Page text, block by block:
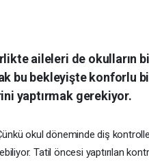
aileleri de okulların
bu bekleyişte konforlu
yaptırmak gerekiyor.
okul döneminde diş
Tatil öncesi yaptırılan